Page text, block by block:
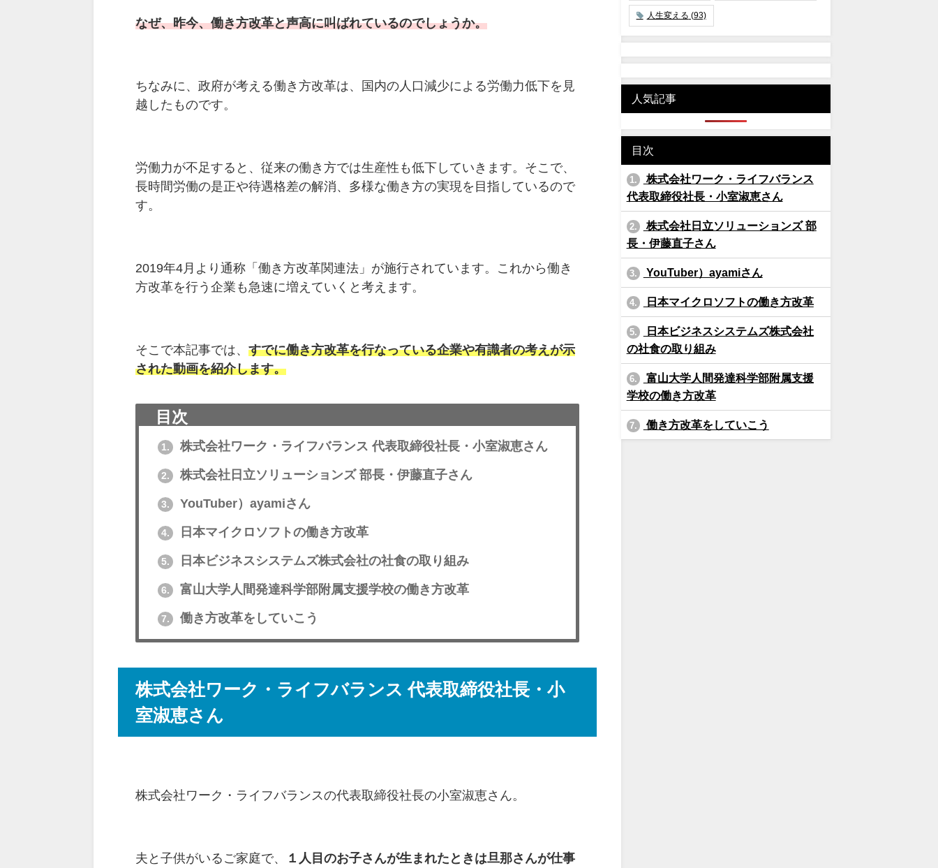
なぜ、昨今、働き方改革と声高に叫ばれているのでしょうか。
ちなみに、政府が考える働き方改革は、国内の人口減少による労働力低下を見
越したものです。
労働力が不足すると、従来の働き方では生産性も低下していきます。そこで、
長時間労働の是正や待遇格差の解消、多様な働き方の実現を目指しているので
す。
2019年4 月より通称「働き方改革関連法」が施行されています。これから働き
方改革を行う企業も急速に増えていくと考えます。
そこで本記事では、すでに働き方改革を行なっている企業や有識者の考えが示
された動画を紹介します。
目次
1. 株式会社ワーク・ライフバランス 代表取締役社長・小室淑恵さん
2. 株式会社日立ソリューションズ 部長・伊藤直子さん
3. YouTuber）ayamiさん
4. 日本マイクロソフトの働き方改革
5. 日本ビジネスシステムズ株式会社の社食の取り組み
6. 富山大学人間発達科学部附属支援学校の働き方改革
7. 働き方改革をしていこう
株式会社ワーク・ライフバランス 代表取締役社長・小
室淑恵さん
株式会社ワーク・ライフバランスの代表取締役社長の小室淑恵さん。
夫と子供がいるご家庭で、
１人目のお子さんが生まれたときは旦那さんが仕事
人生変える (93)
人気記事
目次
1.
株式会社ワーク・ライフバランス
代表取締役社長・小室淑恵さん
2.
株式会社日立ソリューションズ 部
長・伊藤直子さん
3. YouTuber）ayamiさん
4. 日本マイクロソフトの働き方改革
5.
日本ビジネスシステムズ株式会社
の社食の取り組み
6.
富山大学人間発達科学部附属支援
学校の働き方改革
7. 働き方改革をしていこう